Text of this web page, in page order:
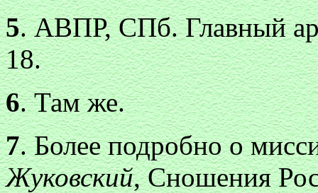
5. АВПР, СПб. Главный
18.
6. Там же.
7. Более подробно о
Жуковский, Сношения